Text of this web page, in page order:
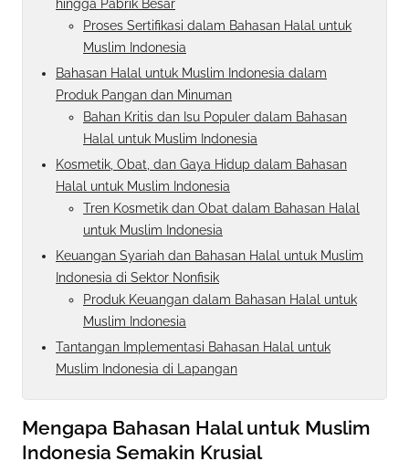
hingga Pabrik Besar
Proses Sertifikasi dalam Bahasan Halal untuk
Muslim Indonesia
Bahasan Halal untuk Muslim Indonesia dalam
Produk Pangan dan Minuman
Bahan Kritis dan Isu Populer dalam Bahasan
Halal untuk Muslim Indonesia
Kosmetik, Obat, dan Gaya Hidup dalam Bahasan
Halal untuk Muslim Indonesia
Tren Kosmetik dan Obat dalam Bahasan Halal
untuk Muslim Indonesia
Keuangan Syariah dan Bahasan Halal untuk Muslim
Indonesia di Sektor Nonfisik
Produk Keuangan dalam Bahasan Halal untuk
Muslim Indonesia
Tantangan Implementasi Bahasan Halal untuk
Muslim Indonesia di Lapangan
Mengapa Bahasan Halal untuk Muslim
Indonesia Semakin Krusial